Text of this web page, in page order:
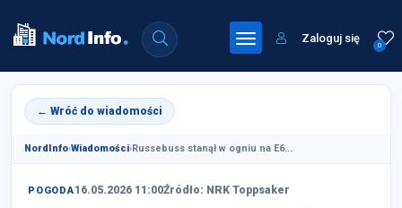
0
Zaloguj się
← Wróć do wiadomości
NordInfo›Wiadomości›Russebuss stanął w ogniu na E6...
POGODA16.05.2026 11:00Źródło: NRK Toppsaker